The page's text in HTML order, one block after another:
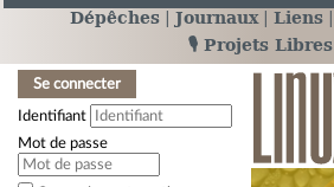
Dépêches Journaux Liens
🎙️ Projets Libres
Se connecter
Identifiant
Mot de passe